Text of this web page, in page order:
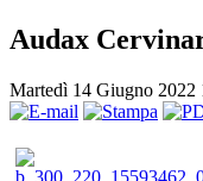
Audax
Martedì 14 Giugno 2022